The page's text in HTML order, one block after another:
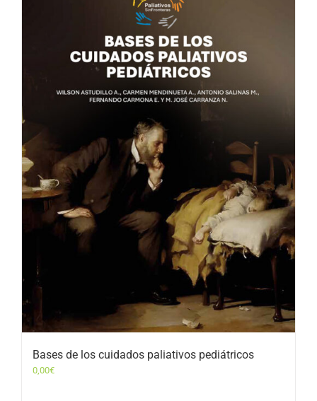
Bases de los cuidados paliativos pediátricos
0,00€